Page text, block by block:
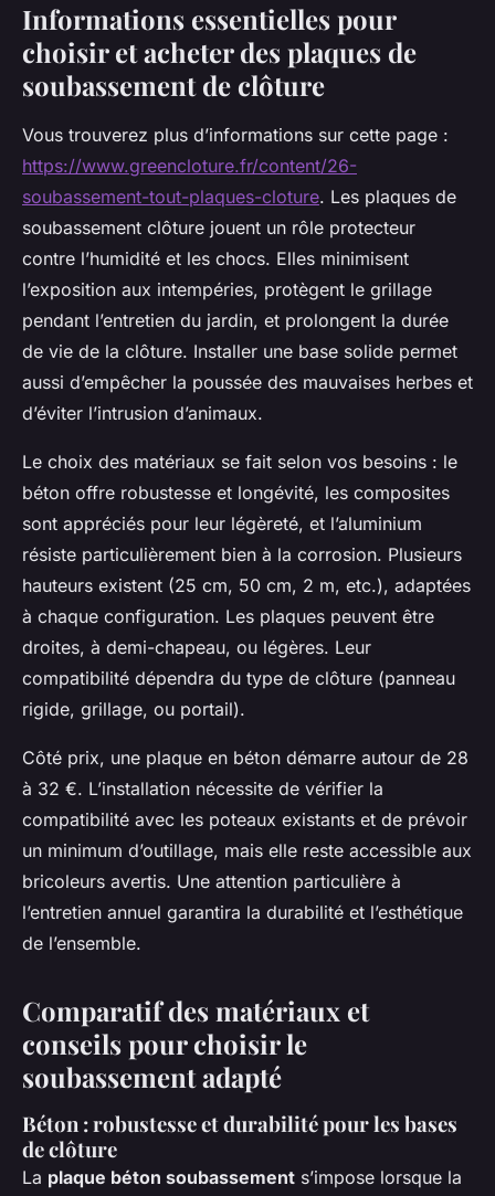
Informations essentielles pour
choisir et acheter des plaques de
soubassement de clôture
Vous trouverez plus d’informations sur cette page :
https://www.greencloture.fr/content/26-
soubassement-tout-plaques-cloture. Les plaques de
soubassement clôture jouent un rôle protecteur
contre l’humidité et les chocs. Elles minimisent
l’exposition aux intempéries, protègent le grillage
pendant l’entretien du jardin, et prolongent la durée
de vie de la clôture. Installer une base solide permet
aussi d’empêcher la poussée des mauvaises herbes et
d’éviter l’intrusion d’animaux.
Le choix des matériaux se fait selon vos besoins : le
béton offre robustesse et longévité, les composites
sont appréciés pour leur légèreté, et l’aluminium
résiste particulièrement bien à la corrosion. Plusieurs
hauteurs existent (25 cm, 50 cm, 2 m, etc.), adaptées
à chaque configuration. Les plaques peuvent être
droites, à demi-chapeau, ou légères. Leur
compatibilité dépendra du type de clôture (panneau
rigide, grillage, ou portail).
Côté prix, une plaque en béton démarre autour de 28
à 32 €. L’installation nécessite de vérifier la
compatibilité avec les poteaux existants et de prévoir
un minimum d’outillage, mais elle reste accessible aux
bricoleurs avertis. Une attention particulière à
l’entretien annuel garantira la durabilité et l’esthétique
de l’ensemble.
Comparatif des matériaux et
conseils pour choisir le
soubassement adapté
Béton : robustesse et durabilité pour les bases
de clôture
La plaque béton soubassement s’impose lorsque la